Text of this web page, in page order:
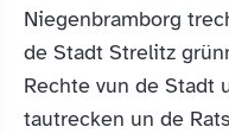
Niegenbramborg
de Stadt Strelitz
Rechte vun de Stadt
tautrecken un de